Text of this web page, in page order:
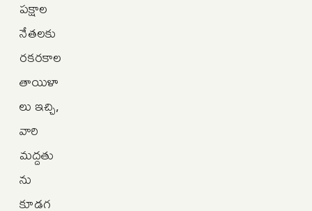
పక్షాల
నేతలకు
రకరకాల
తాయిళా
లు ఇచ్చి,
వారి
మద్దతు
ను
కూడగ